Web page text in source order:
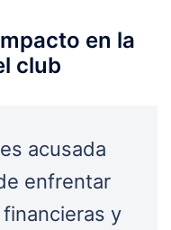
en la
club
acusada
enfrentar
y